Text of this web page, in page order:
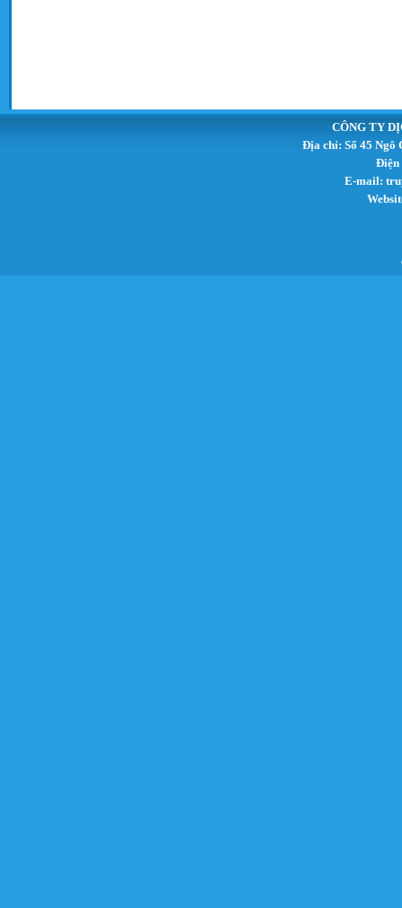
CÔNG TY
Địa chỉ: Số 45 Ngô
Điện
E-mail: